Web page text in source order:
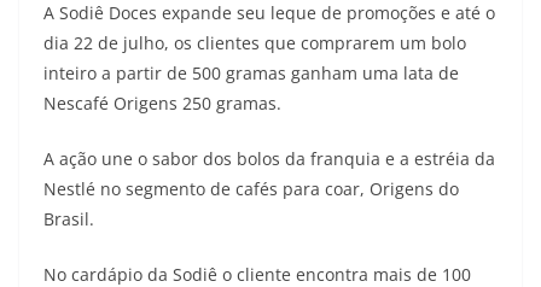
A Sodiê Doces expande seu leque de promoções e até o
dia 22 de julho, os clientes que comprarem um bolo
inteiro a partir de 500 gramas ganham uma lata de
Nescafé Origens 250 gramas.
A ação une o sabor dos bolos da franquia e a estréia da
Nestlé no segmento de cafés para coar, Origens do
Brasil.
No cardápio da Sodiê o cliente encontra mais de 100